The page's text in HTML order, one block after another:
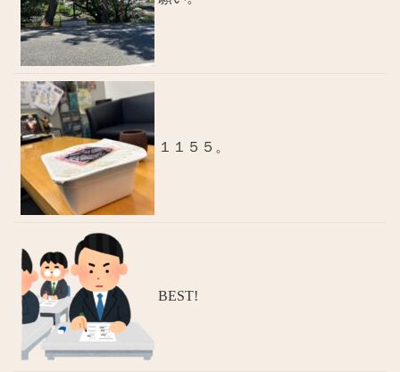
１１５５。
BEST!